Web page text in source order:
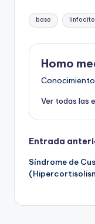
Etiquetas:
baso
Homo
Ver todas las
de
Entrada
Síndrome de